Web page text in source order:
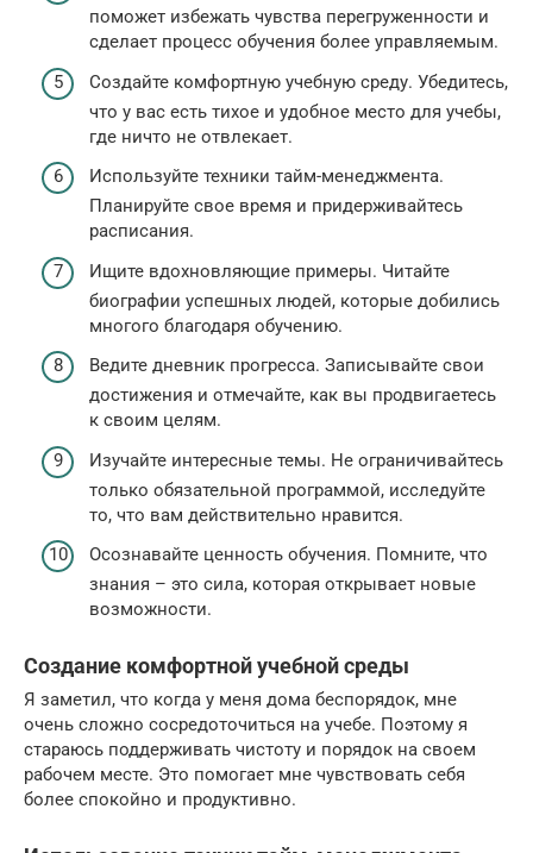
поможет избежать чувства перегруженности и
сделает процесс обучения более управляемым.
Создайте комфортную учебную среду. Убедитесь,
что у вас есть тихое и удобное место для учебы,
где ничто не отвлекает.
Используйте техники тайм-менеджмента.
Планируйте свое время и придерживайтесь
расписания.
Ищите вдохновляющие примеры. Читайте
биографии успешных людей, которые добились
многого благодаря обучению.
Ведите дневник прогресса. Записывайте свои
достижения и отмечайте, как вы продвигаетесь
к своим целям.
Изучайте интересные темы. Не ограничивайтесь
только обязательной программой, исследуйте
то, что вам действительно нравится.
Осознавайте ценность обучения. Помните, что
знания – это сила, которая открывает новые
возможности.
Создание комфортной учебной среды
Я заметил, что когда у меня дома беспорядок, мне
очень сложно сосредоточиться на учебе. Поэтому я
стараюсь поддерживать чистоту и порядок на своем
рабочем месте. Это помогает мне чувствовать себя
более спокойно и продуктивно.